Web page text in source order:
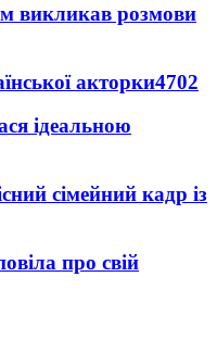
викликав розмови
акторки4702
ідеальною
сімейний кадр із
про свій